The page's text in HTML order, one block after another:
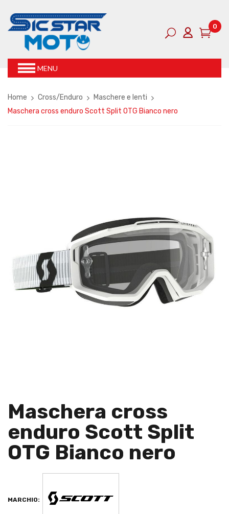
0
MENU
Home Cross/Enduro
Maschere e lenti
Maschera cross enduro Scott Split OTG Bianco nero
Maschera cross
enduro Scott Split
OTG Bianco nero
MARCHIO: